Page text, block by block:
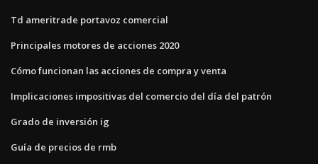
Td ameritrade portavoz comercial
Principales motores de acciones 2020
Cómo funcionan las acciones de compra y venta
Implicaciones impositivas del comercio del día del patrón
Grado de inversión ig
Guía de precios de rmb